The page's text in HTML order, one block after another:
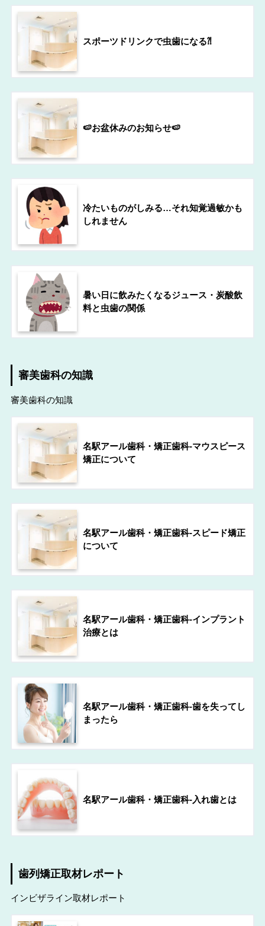
スポーツドリンクで虫歯になる⁈
🍉お盆休みのお知らせ🍉
冷たいものがしみる…それ知覚過敏かも
しれません
暑い日に飲みたくなるジュース・炭酸飲
料と虫歯の関係
審美歯科の知識
審美歯科の知識
名駅アール歯科・矯正歯科-マウスピース
矯正について
名駅アール歯科・矯正歯科-スピード矯正
について
名駅アール歯科・矯正歯科-インプラント
治療とは
名駅アール歯科・矯正歯科-歯を失ってし
まったら
名駅アール歯科・矯正歯科-入れ歯とは
歯列矯正取材レポート
インビザライン取材レポート